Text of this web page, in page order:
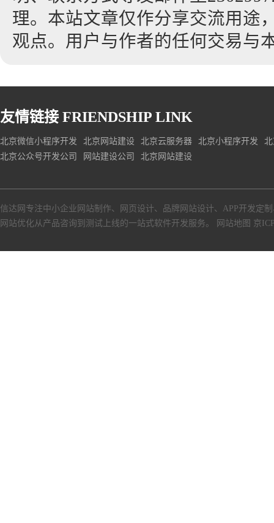
理。本站文章仅作分享交流用途
观点。用户与作者的任何交易与
友情链接 FRIENDSHIP LINK
北京微信小程序开发 北京网站建设 北京云服务器 北京小程序开发
北京公众号开发公司
网站建设公司 北京网站建设
信达网专注中小企业网站制作、 网页设计、 品牌网站设计、 APP开发定制
网站优化从产品咨询到测试上线的一站式软件开发服务。
网站地图 京